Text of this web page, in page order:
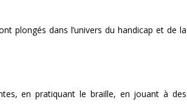
plongés dans l’univers du handicap et de la
en pratiquant le braille, en jouant à des